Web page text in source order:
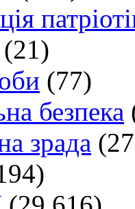
(21)
(77)
безпека
зрада